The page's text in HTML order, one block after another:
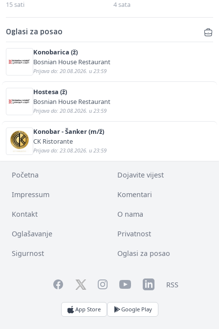
15 sati 4 sata
Oglasi za posao
Konobarica (ž)
Bosnian House Restaurant
Prijava do: 20.08.2026. u 23:59
Hostesa (ž)
Bosnian House Restaurant
Prijava do: 20.08.2026. u 23:59
Konobar - Šanker (m/ž)
CK Ristorante
Prijava do: 23.08.2026. u 23:59
Početna Dojavite vijest
Impressum Komentari
Kontakt O nama
Oglašavanje Privatnost
Sigurnost Oglasi za posao
FacebookTwitterInstagramYouTubeLinkedInRSS
App Store Google Play